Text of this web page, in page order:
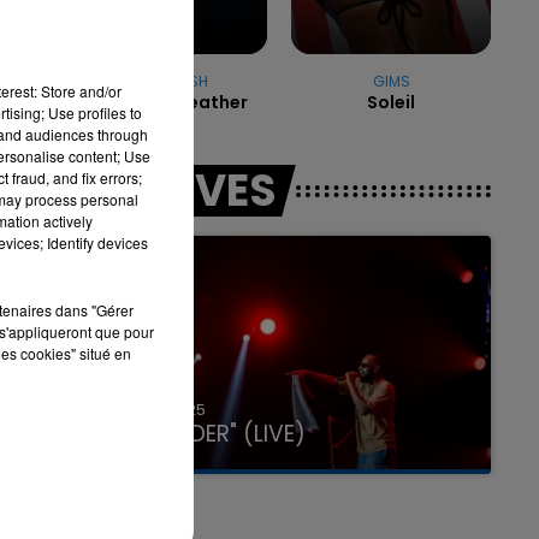
BILLIE EILISH
Birds Of A Feather
GIMS
Soleil
LES LIVES
31 janvier 2025
GIMS "SPIDER" (LIVE)
Store and/or
Use profiles to
audiences through
content; Use
fraud, and fix errors;
process personal
actively
Identify devices
dans "Gérer
que pour
cookies" situé en